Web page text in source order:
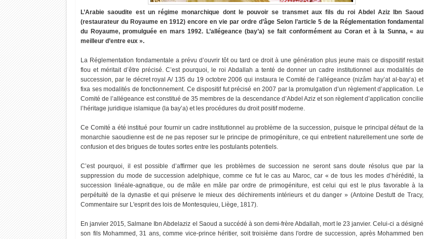
L’Arabie saoudite est un régime monarchique dont le pouvoir se transmet aux fils du roi Abdel Aziz Ibn Saoud
(restaurateur du Royaume en 1912) encore en vie par ordre d’âge Selon l’article 5 de la Réglementation fondamental
du Royaume, promulguée en mars 1992. L’allégeance (bay’a) se fait conformément au Coran et à la Sunna, « au
meilleur d’entre eux ».
La Réglementation fondamentale a prévu d’ouvrir tôt ou tard ce droit à une génération plus jeune mais ce dispositif restait
flou et méritait d’être précisé. C’est pourquoi, le roi Abdallah a tenté de donner un cadre institutionnel aux modalités de
succession, par le décret royal A/ 135 du 19 octobre 2006 qui instaura le Comité de l’allégeance (nizâm hay’at al-bay‘a) et
fixa ses modalités de fonctionnement. Ce dispositif fut précisé en 2007 par la promulgation d’un règlement d’application. Le
Comité de l’allégeance est constitué de 35 membres de la descendance d’Abdel Aziz et son règlement d’application concilie
l’héritage juridique islamique (la bay’a) et les procédures du droit positif moderne.
Ce Comité a été institué pour fournir un cadre institutionnel au problème de la succession, puisque le principal défaut de la
monarchie saoudienne est de ne pas reposer sur le principe de primogéniture, ce qui entretient naturellement une sorte de
confusion et des brigues de toutes sortes entre les postulants potentiels.
C’est pourquoi, il est possible d’affirmer que les problèmes de succession ne seront sans doute résolus que par la
suppression du mode de succession adelphique, comme ce fut le cas au Maroc, car « de tous les modes d’hérédité, la
succession linéale-agnatique, ou de mâle en mâle par ordre de primogéniture, est celui qui est le plus favorable à la
perpétuité de la dynastie et qui préserve le mieux des déchirements intérieurs et du danger » (Antoine Destutt de Tracy,
Commentaire sur L'esprit des lois de Montesquieu, Liège, 1817).
En janvier 2015, Salmane Ibn Abdelaziz el Saoud a succédé à son demi-frère Abdallah, mort le 23 janvier. Celui-ci a désigné
son fils Mohammed, 31 ans, comme vice-prince héritier, soit troisième dans l'ordre de succession, après Mohammed ben